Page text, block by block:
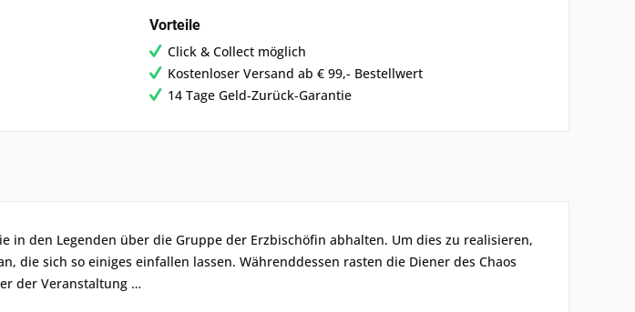
Vorteile
Click & Collect möglich
Kostenloser Versand ab € 99,- Bestellwert
14 Tage Geld-Zurück-Garantie
in den Legenden über die Gruppe der Erzbischöfin abhalten. Um dies zu realisieren,
die sich so einiges einfallen lassen. Währenddessen rasten die Diener des Chaos
der Veranstaltung …